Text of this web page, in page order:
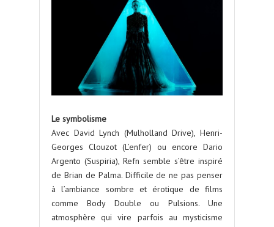
Le symbolisme
Avec David Lynch (Mulholland Drive), Henri-
Georges Clouzot (L’enfer) ou encore Dario
Argento (Suspiria), Refn semble s’être inspiré
de Brian de Palma. Difficile de ne pas penser
à l’ambiance sombre et érotique de films
comme Body Double ou Pulsions. Une
atmosphère qui vire parfois au mysticisme